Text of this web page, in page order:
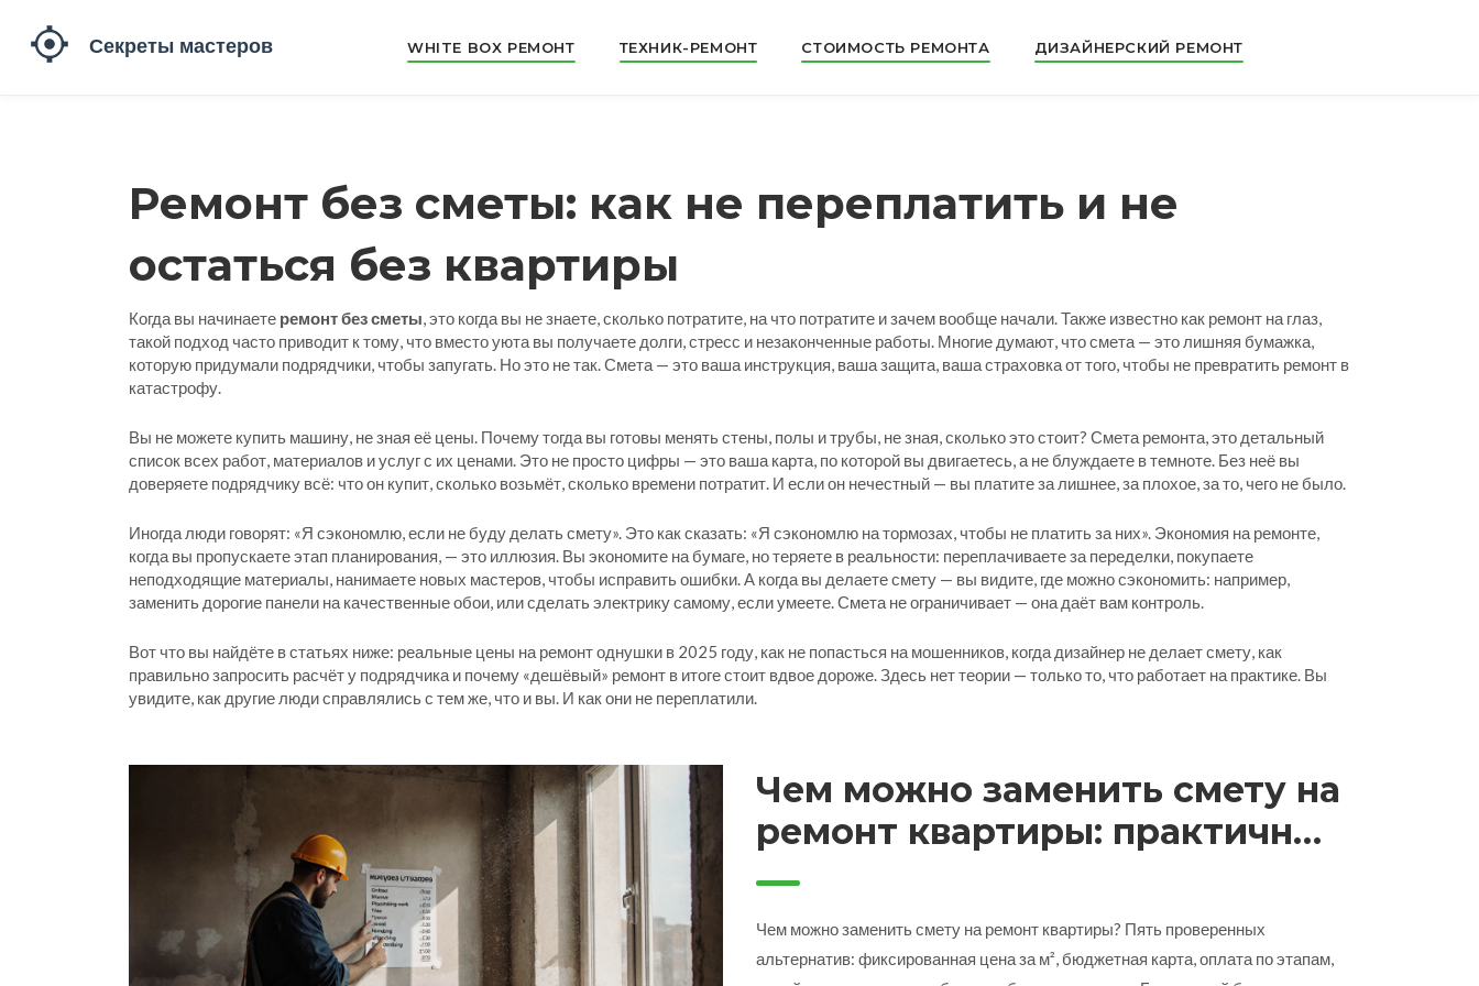
WHITE BOX РЕМОНТ ТЕХНИК-РЕМОНТ СТОИМОСТЬ РЕМОНТА ДИЗАЙНЕРСКИЙ РЕМОНТ
Ремонт без сметы: как не переплатить и не
остаться без квартиры
Когда вы начинаете ремонт без сметы,это когда вы не знаете, сколько потратите, на что потратите и зачем вообще начали. Также известно как ремонт на глаз,
такой подход часто приводит к тому, что вместо уюта вы получаете долги, стресс и незаконченные работы. Многие думают, что смета — это лишняя бумажка,
которую придумали подрядчики, чтобы запугать. Но это не так. Смета — это ваша инструкция, ваша защита, ваша страховка от того, чтобы не превратить ремонт в
катастрофу.
Вы не можете купить машину, не зная её цены. Почему тогда вы готовы менять стены, полы и трубы, не зная, сколько это стоит? Смета ремонта,это детальный
список всех работ, материалов и услуг с их ценами. Это не просто цифры — это ваша карта, по которой вы двигаетесь, а не блуждаете в темноте. Без неё вы
доверяете подрядчику всё: что он купит, сколько возьмёт, сколько времени потратит. И если он нечестный — вы платите за лишнее, за плохое, за то, чего не было.
Иногда люди говорят: «Я сэкономлю, если не буду делать смету». Это как сказать: «Я сэкономлю на тормозах, чтобы не платить за них». Экономия на ремонте,
когда вы пропускаете этап планирования, — это иллюзия. Вы экономите на бумаге, но теряете в реальности: переплачиваете за переделки, покупаете
неподходящие материалы, нанимаете новых мастеров, чтобы исправить ошибки.А когда вы делаете смету — вы видите, где можно сэкономить: например,
заменить дорогие панели на качественные обои, или сделать электрику самому, если умеете. Смета не ограничивает — она даёт вам контроль.
Вот что вы найдёте в статьях ниже: реальные цены на ремонт однушки в 2025 году, как не попасться на мошенников, когда дизайнер не делает смету, как
правильно запросить расчёт у подрядчика и почему «дешёвый» ремонт в итоге стоит вдвое дороже. Здесь нет теории — только то, что работает на практике. Вы
увидите, как другие люди справлялись с тем же, что и вы. И как они не переплатили.
Чем можно заменить смету на
ремонт квартиры: практичные
альтернативы
Чем можно заменить смету на ремонт квартиры? Пять проверенных
альтернатив: фиксированная цена за м², бюджетная карта, оплата по этапам,